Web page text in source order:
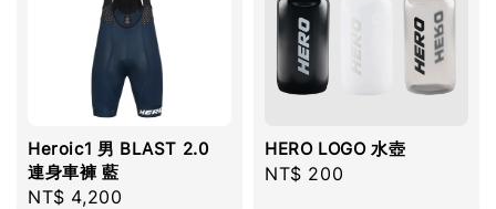
Heroic1 男 BLAST 2.0
連身車褲 藍
Regular
NT$ 4,200
HERO LOGO 水壺
Regular
NT$ 200